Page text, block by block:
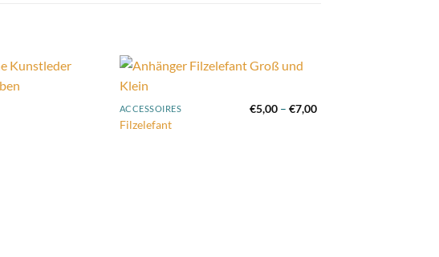
wishlist
ACCESSOIRES
Filzelefant
€5,00 –€7,00Preisspanne: